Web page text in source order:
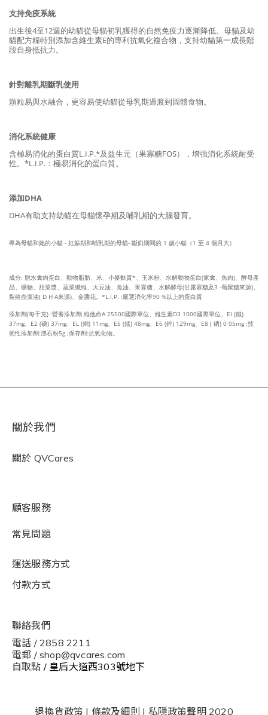
支持免疫系統
出生後4至12週的幼貓從母貓初乳獲得的自然免疫力逐漸降低。母貓及幼
貓配方糧特別添加含維生素E的專利抗氧化複合物，支持幼貓第一成長階
段自身抵抗力。
針對離乳期斷乳使用
顆粒易與水融合，更容易使幼貓從母乳期過渡到固體食物。
消化系統健康
含極易消化的蛋白質L.I.P.*及益生元（果寡糖FOS），增強消化系統耐受
性。*L.I.P.：極易消化的蛋白質。
添加DHA
DHA有助支持幼貓在母貓懷孕期及哺乳期的大腦發育。
專為母貓和她的小貓 - 妊娠期和哺乳期的母貓- 斷奶期間的 1 歲小貓（1 至 4 個月大）
成分: 脱水禽肉蛋白、動物脂肪、米、小麥麩質*、玉米粉、水解動物蛋白(家禽、魚肉)、酵母產
品、礦物、甜菜漿、蔬菜纖維、大豆油、魚油、果寡糖、水解酵母(甘露寡糖及3 -葡聚糖來源)、
裂殖壺藻油( D H A來源)、金盞花。*L.I.P. :嚴選消化率90 %以上的蛋白質
添加劑(每千克) :營養添加劑 維他命A 25500國際單位、維生素D3 1000國際單位、El (鐵)
37mg、E2 (碘) 37mg、EL (銅) 11mg、E5 (錳) 48mg、E6 (鋅) 129mg、E8 ( 硒) 0 05mg ;技
術性添加劑:沸石粉5g ;保存劑:抗氧化物。
關於我們
關於 QVCares
顧客服務
常見問題
運送服務方式
付款方式
聯絡我們
電話 / 2858 2211
電郵 / shop@qvcares.com
自取點 / 皇后大道西303號地下
退換貨政策 | 條款及細則 | 私隱政策聲明 2020